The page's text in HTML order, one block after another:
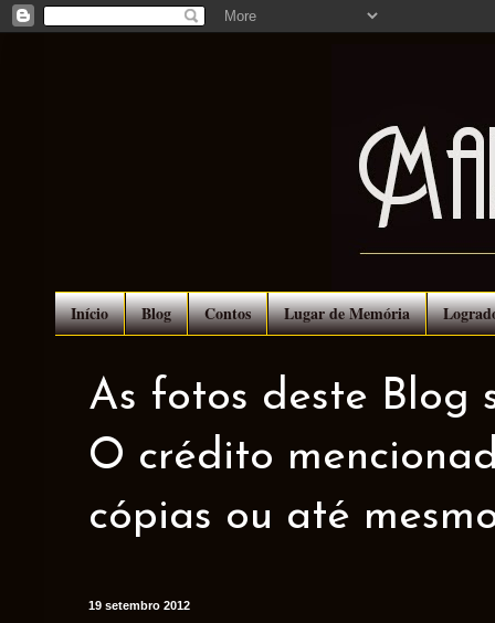
Início Blog Contos Lugar de Memória
As fotos deste Blog
O crédito
cópias ou até
19 setembro 2012